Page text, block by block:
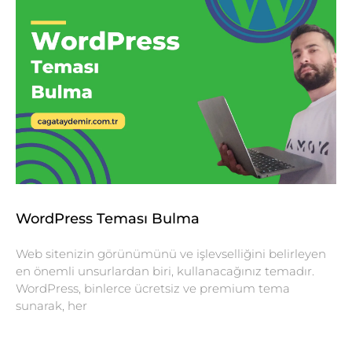
WordPress Teması Bulma
Web sitenizin görünümünü ve işlevselliğini belirleyen
en önemli unsurlardan biri, kullanacağınız temadır.
WordPress, binlerce ücretsiz ve premium tema
sunarak, her